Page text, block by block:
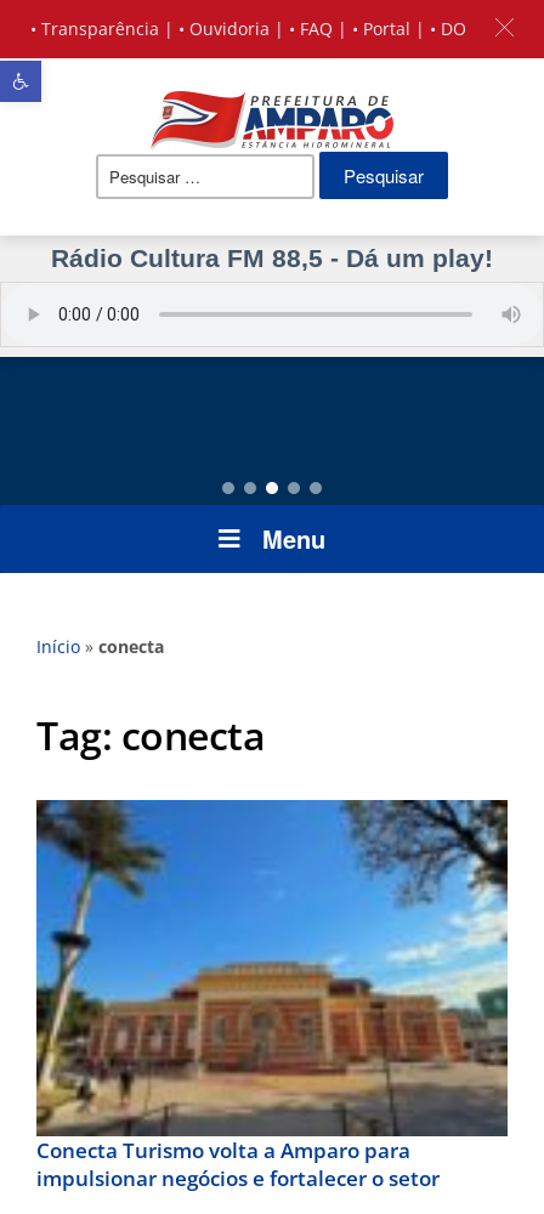
Barra de Ferramentas Aberta
Pesquisar
Rádio Cultura FM 88,5 - Dá um play!
Menu
Início » conecta
Tag: conecta
Conecta Turismo volta a Amparo para
impulsionar negócios e fortalecer o setor
• Transparência | • Ouvidoria | • FAQ | • Portal | • DO